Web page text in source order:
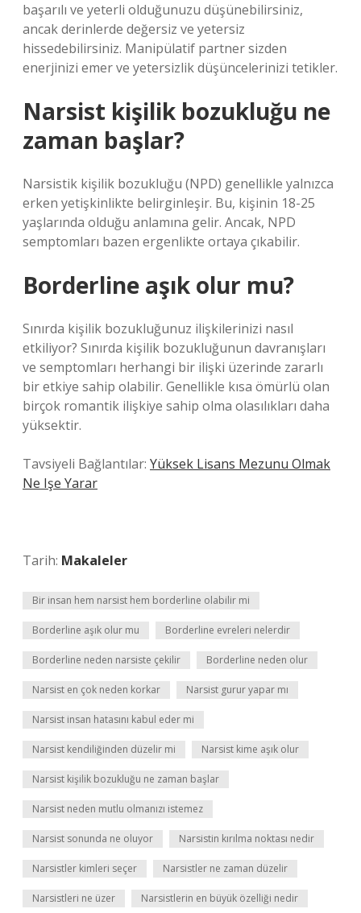
başarılı ve yeterli olduğunuzu düşünebilirsiniz,
ancak derinlerde değersiz ve yetersiz
hissedebilirsiniz. Manipülatif partner sizden
enerjinizi emer ve yetersizlik düşüncelerinizi tetikler.
Narsist kişilik bozukluğu ne
zaman başlar?
Narsistik kişilik bozukluğu (NPD) genellikle yalnızca
erken yetişkinlikte belirginleşir. Bu, kişinin 18-25
yaşlarında olduğu anlamına gelir. Ancak, NPD
semptomları bazen ergenlikte ortaya çıkabilir.
Borderline aşık olur mu?
Sınırda kişilik bozukluğunuz ilişkilerinizi nasıl
etkiliyor? Sınırda kişilik bozukluğunun davranışları
ve semptomları herhangi bir ilişki üzerinde zararlı
bir etkiye sahip olabilir. Genellikle kısa ömürlü olan
birçok romantik ilişkiye sahip olma olasılıkları daha
yüksektir.
Tavsiyeli Bağlantılar: Yüksek Lisans Mezunu Olmak
Ne Işe Yarar
Tarih: Makaleler
Bir insan hem narsist hem borderline olabilir mi
Borderline aşık olur mu Borderline evreleri nelerdir
Borderline neden narsiste çekilir Borderline neden olur
Narsist en çok neden korkar Narsist gurur yapar mı
Narsist insan hatasını kabul eder mi
Narsist kendiliğinden düzelir mi Narsist kime aşık olur
Narsist kişilik bozukluğu ne zaman başlar
Narsist neden mutlu olmanızı istemez
Narsist sonunda ne oluyor Narsistin kırılma noktası nedir
Narsistler kimleri seçer Narsistler ne zaman düzelir
Narsistleri ne üzer Narsistlerin en büyük özelliği nedir